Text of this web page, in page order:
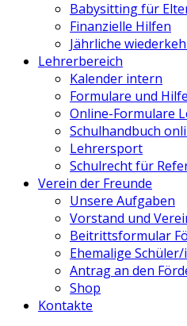
Babysitting für
Finanzielle Hilfen
Jährliche
Lehrerbereich
Kalender intern
Formulare und
Online-Formulare
Schulhandbuch
Lehrersport
Schulrecht für
Verein der Freunde
Unsere Aufgaben
Vorstand und
Beitrittsformular
Ehemalige
Antrag an den
Shop
Kontakte